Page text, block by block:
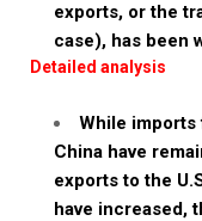
exports, or the
case), has been
Detailed analysis
While imports
China have
exports to the
have increased,